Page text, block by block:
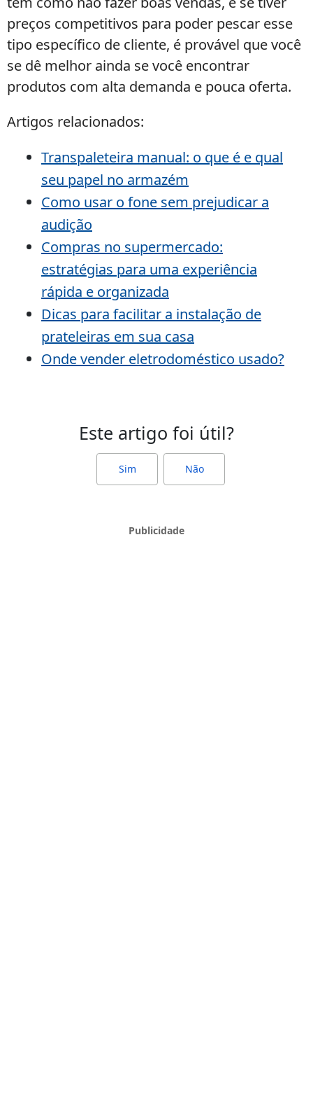
preços competitivos para poder pescar esse
tipo específico de cliente, é provável que você
se dê melhor ainda se você encontrar
produtos com alta demanda e pouca oferta.
Artigos relacionados:
Transpaleteira manual: o que é e qual
seu papel no armazém
Como usar o fone sem prejudicar a
audição
Compras no supermercado:
estratégias para uma experiência
rápida e organizada
Dicas para facilitar a instalação de
prateleiras em sua casa
Onde vender eletrodoméstico usado?
Este artigo foi útil?
Sim Não